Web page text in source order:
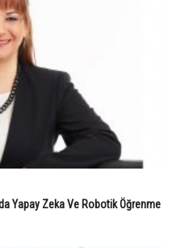
Yapay Zeka Ve Robotik Öğrenme